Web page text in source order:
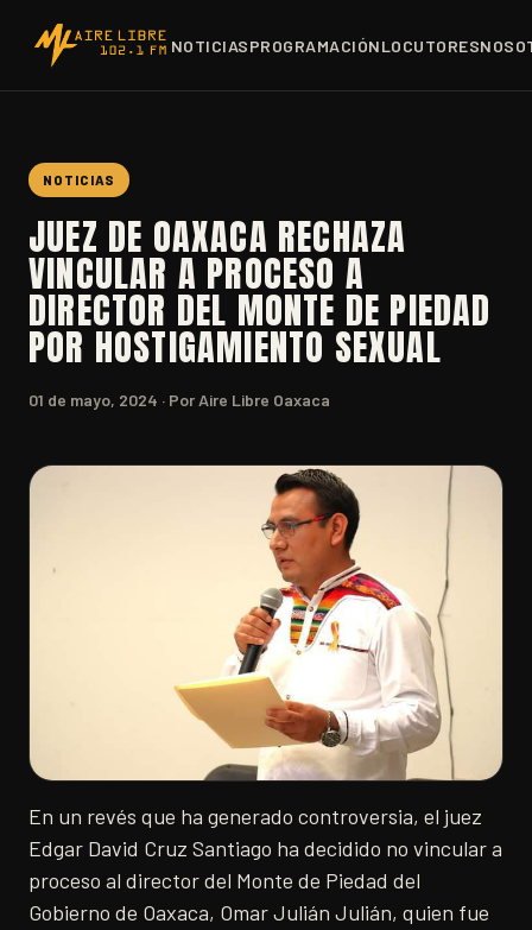
NOTICIASPROGRAMACIÓNLOCUTORES
NOTICIAS
JUEZ DE OAXACA RECHAZA
VINCULAR A PROCESO A
DIRECTOR DEL MONTE DE PIEDAD
POR HOSTIGAMIENTO SEXUAL
01 de mayo, 2024 · Por Aire Libre Oaxaca
En un revés que ha generado controversia, el juez
Edgar David Cruz Santiago ha decidido no vincular a
proceso al director del Monte de Piedad del
Gobierno de Oaxaca, Omar Julián Julián, quien fue